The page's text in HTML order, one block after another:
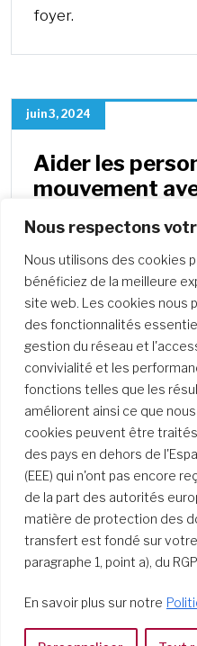
Nous respectons
Nous utilisons des cookies
bénéficiez de la meilleure
site web. Les cookies nous
des fonctionnalités
gestion du réseau et
convivialité et les
fonctions telles que les
améliorent ainsi ce que
cookies peuvent être
des pays en dehors de
(EEE) qui n'ont pas encore
de la part des autorités
matière de protection des
transfert est fondé sur
paragraphe 1, point a), du
En savoir plus sur notre
foyer.
juin 3, 2024
Aider les
mouvement
Bantabá en
Sœur Fátima Santaló-
avec le projet
Casa
Via Tarquinio